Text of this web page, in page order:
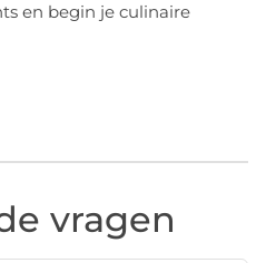
en begin je culinaire
vragen